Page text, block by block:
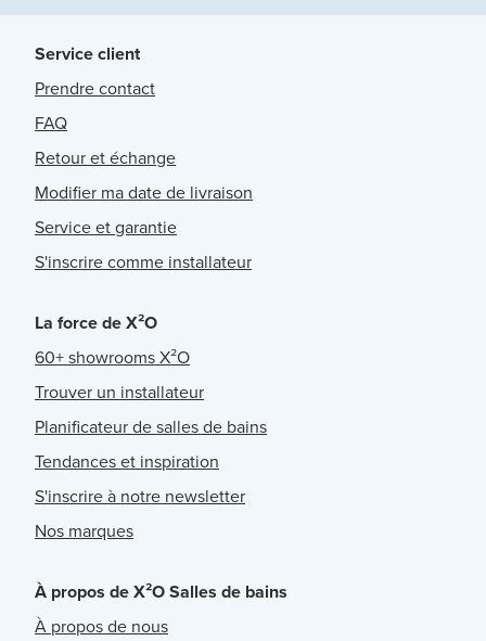
Service client
Prendre contact
FAQ
Retour et échange
Modifier ma date de livraison
Service et garantie
S'inscrire comme installateur
La force de X²O
60+ showrooms X²O
Trouver un installateur
Planificateur de salles de bains
Tendances et inspiration
S'inscrire à notre newsletter
Nos marques
À propos de X²O Salles de bains
À propos de nous